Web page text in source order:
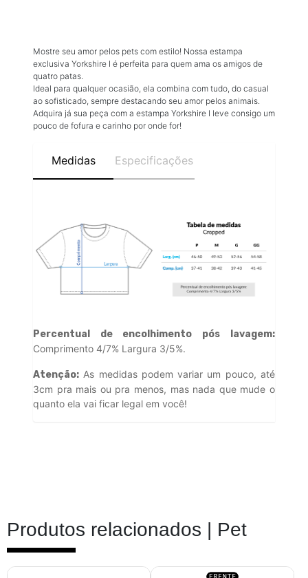
Mostre seu amor pelos pets com estilo! Nossa estampa
exclusiva Yorkshire I é perfeita para quem ama os amigos de
quatro patas.
Ideal para qualquer ocasião, ela combina com tudo, do casual
ao sofisticado, sempre destacando seu amor pelos animais.
Adquira já sua peça com a estampa Yorkshire I leve consigo um
pouco de fofura e carinho por onde for!
Medidas Especificações
Percentual de encolhimento pós lavagem:
Comprimento 4/7% Largura 3/5%.
Atenção: As medidas podem variar um pouco, até
3cm pra mais ou pra menos, mas nada que mude o
quanto ela vai ficar legal em você!
Produtos relacionados | Pet